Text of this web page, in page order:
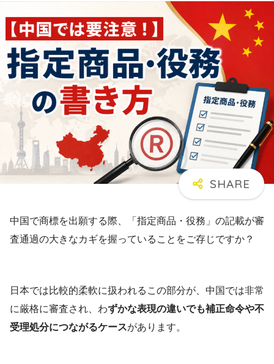
中国で商標を出願する際、「指定商品・役務」の記載が審
査通過の大きなカギを握っていることをご存じですか？
日本では比較的柔軟に扱われるこの部分が、中国では非常
に厳格に審査され、わずかな表現の違いでも補正命令や不
受理処分につながるケースがあります。